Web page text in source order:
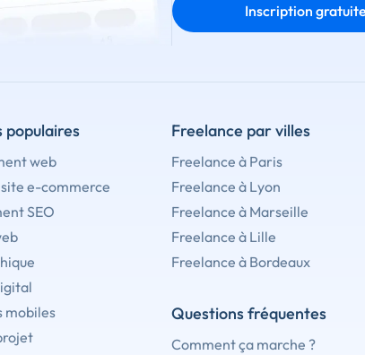
Inscription gratuite
populaires
web
e-commerce
SEO
mobiles
Freelance par villes
Freelance à Paris
Freelance à Lyon
Freelance à Marseille
Freelance à Lille
Freelance à Bordeaux
Questions fréquentes
Comment ça marche ?